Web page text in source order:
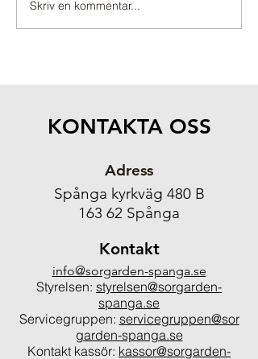
Skriv en kommentar...
KONTAKTA OSS
Adress
Spånga kyrkväg 480 B
163 62 Spånga
Kontakt
info@sorgarden-spanga.se
Styrelsen: styrelsen@sorgarden-
spanga.se
Servicegruppen: servicegruppen@sor
garden-spanga.se
Kontakt kassör: kassor@sorgarden-